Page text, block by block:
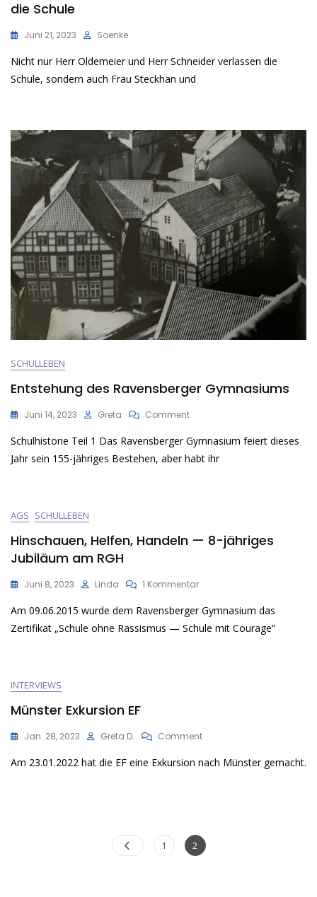
die Schule
Juni 21, 2023 Soenke
Nicht nur Herr Oldemeier und Herr Schneider verlassen die
Schule, sondern auch Frau Steckhan und
SCHULLEBEN
Entstehung des Ravensberger Gymnasiums
Juni 14, 2023 Greta CommentOn
Des
Ravensberger
Schulhistorie Teil 1 Das Ravensberger Gymnasium feiert dieses
Jahr sein 155-jähriges Bestehen, aber habt ihr
AGS SCHULLEBEN
Hinschauen, Helfen, Handeln — 8-jähriges
Jubiläum am RGH
Juni 8, 2023 Linda 1 KommentarZu
Helfen,
Handeln
Am 09.06.2015 wurde dem Ravensberger Gymnasium das
Zertifikat „Schule ohne Rassismus — Schule mit Courage“
INTERVIEWS
Münster Exkursion EF
Jan. 28, 2023 Greta D. CommentOn
Exkursion
Am 23.01.2022 hat die EF eine Exkursion nach Münster gemacht.
Page
1 Page
2